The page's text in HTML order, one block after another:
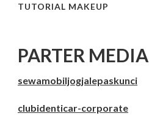
TUTORIAL MAKEUP
PARTER MEDIA
sewamobiljogjalepaskunci
clubidenticar-corporate